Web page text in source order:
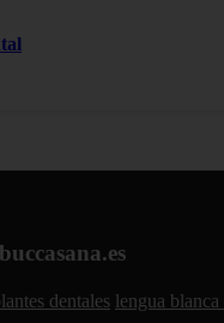
buccasana.es
dentales lengua